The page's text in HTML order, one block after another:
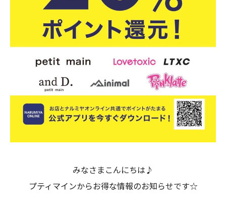
みなさまこんにちは♪
プティマインからお得な情報のお知らせです☆